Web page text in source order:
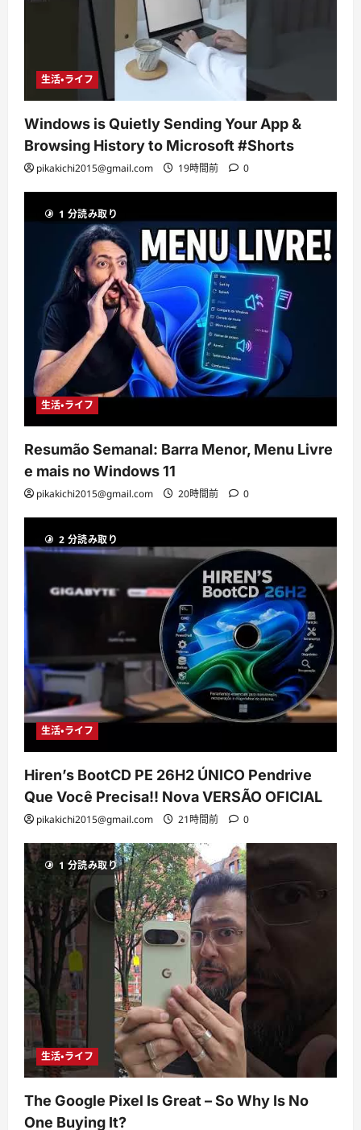
生活・ライフ
Windows is Quietly Sending Your App &
Browsing History to Microsoft #Shorts
pikakichi2015@gmail.com 19時間前 0
1 分読み取り
生活・ライフ
Resumão Semanal: Barra Menor, Menu Livre
e mais no Windows 11
pikakichi2015@gmail.com 20時間前 0
2 分読み取り
生活・ライフ
Hiren’s BootCD PE 26H2 ÚNICO Pendrive
Que Você Precisa!! Nova VERSÃO OFICIAL
pikakichi2015@gmail.com 21時間前 0
1 分読み取り
生活・ライフ
The Google Pixel Is Great – So Why Is No
One Buying It?